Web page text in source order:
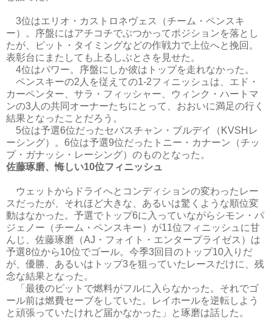
3位はエリオ・カストロネヴェス（チーム・ペンスキ
ー）。序盤にはアチコチでぶつかってポジションを落とし
たが、ピット・タイミングなどの作戦力で上位へと挽回。
表彰台にまたしても上るしぶとさを見せた。
4位はパワー。序盤にしか彼はトップを走れなかった。
ペンスキーの2人を従えての1-2フィニッシュは、エド・
カーペンター、サラ・フィッシャー、ウィンク・ハートマ
ンの3人の共同オーナーたちにとって、おおいに満足の行く
結果となったことだろう。
5位は予選6位だったセバスチャン・ブルデイ（KVSHレ
ーシング）。6位は予選9位だったトニー・カナーン（チッ
プ・ガナッシ・レーシング）のものとなった。
佐藤琢磨、悔しい10位フィニッシュ
ウェットからドライへとコンディションの変わったレー
スだったが、それほど大きな、あるいは驚くような順位変
動はなかった。予選でトップ6に入っていながらシモン・パ
ジェノー（チーム・ペンスキー）が11位フィニッシュに甘
んじ、佐藤琢磨（AJ・フォイト・エンタープライゼス）は
予選8位から10位でゴール。今季3回目のトップ10入りだ
が、優勝、あるいはトップ3を狙っていたレースだけに、残
念な結果となった。
「最後のピットで燃料がフルに入らなかった。それでゴ
ール前は燃費セーブをしていた。レイホールを逆転しよう
と頑張っていたけれど届かなかった」と琢磨は話した。